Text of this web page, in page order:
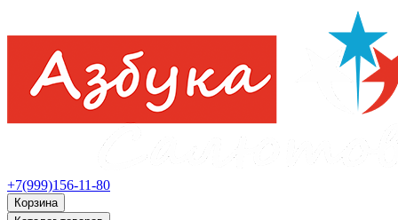
+7(999)156-11-80
Корзина